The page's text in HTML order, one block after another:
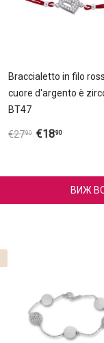
Braccialetto in filo
cuore d'argento è
BT47
€2790 €1890
ВИЖ